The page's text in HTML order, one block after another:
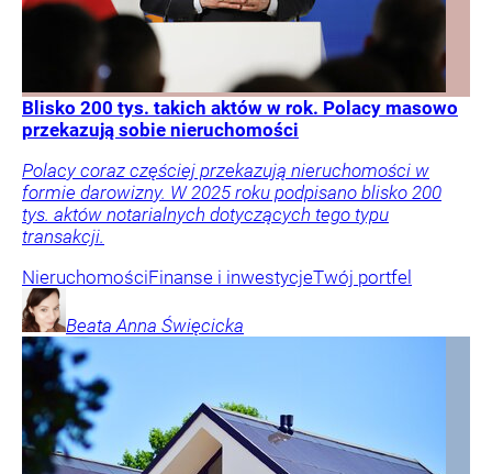
Blisko 200 tys. takich aktów w rok. Polacy masowo
przekazują sobie nieruchomości
Polacy coraz częściej przekazują nieruchomości w
formie darowizny. W 2025 roku podpisano blisko 200
tys. aktów notarialnych dotyczących tego typu
transakcji.
NieruchomościFinanse i inwestycjeTwój portfel
Beata Anna Święcicka